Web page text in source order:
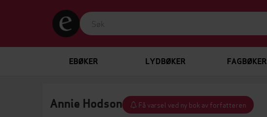
EBØKER LYDBØKER FAGBØKER
Annie Hodson Få varsel ved ny bok av forfatteren